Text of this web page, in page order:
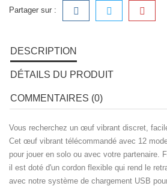
Partager sur :
DESCRIPTION
DÉTAILS DU PRODUIT
COMMENTAIRES (0)
Vous recherchez un œuf vibrant discret,
Cet œuf vibrant télécommandé avec 12
pour jouer en solo ou avec votre partenaire.
il est doté d'un cordon flexible qui rend le
avec notre système de chargement USB